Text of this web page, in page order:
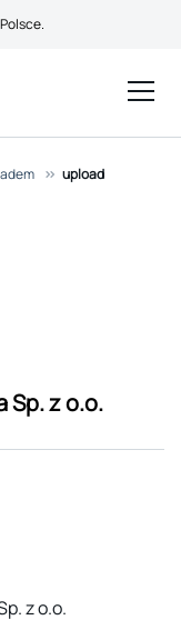
>> upload
Sp. z o.o.
z o.o.